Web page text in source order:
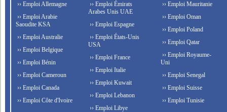
›› Emploi Allemagne
›› Emploi Arabie
Saoudite KSA
›› Emploi Australie
›› Emploi Belgique
›› Emploi Bénin
›› Emploi Cameroun
›› Emploi Canada
›› Emploi Côte d'Ivoire
›› Emploi Émirats
Arabes Unis UAE
›› Emploi Espagne
›› Emploi États-Unis
USA
›› Emploi France
›› Emploi Italie
›› Emploi Kuwait
›› Emploi Lebanon
›› Emploi Libye
›› Emploi Mauritanie
›› Emploi Oman
›› Emploi Poland
›› Emploi Qatar
›› Emploi Royaume-
Uni
›› Emploi Senegal
›› Emploi Suisse
›› Emploi Tunisie